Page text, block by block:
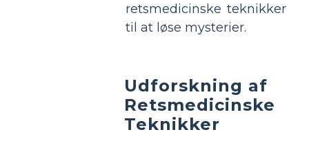
retsmedicinske teknikker
til at løse mysterier.
Udforskning af
Retsmedicinske
Teknikker